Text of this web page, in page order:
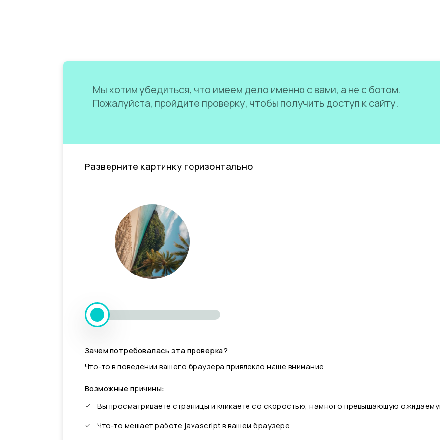
Мы хотим убедиться, что имеем дело именно с вами, а не с ботом.
Пожалуйста, пройдите проверку, чтобы получить доступ к сайту.
Разверните картинку горизонтально
Зачем потребовалась эта проверка?
Что-то в поведении вашего браузера привлекло наше внимание.
Возможные причины:
Вы просматриваете страницы и кликаете со скоростью, намного превышающую
Что-то мешает работе javascript в вашем браузере